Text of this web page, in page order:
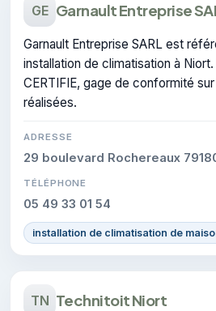
GE Garnault Entreprise
Garnault Entreprise SARL est
installation de climatisation à
CERTIFIE, gage de conformité
réalisées.
ADRESSE
29 boulevard Rochereaux
TÉLÉPHONE
05 49 33 01 54
installation de climatisation de
TN Technitoit Niort